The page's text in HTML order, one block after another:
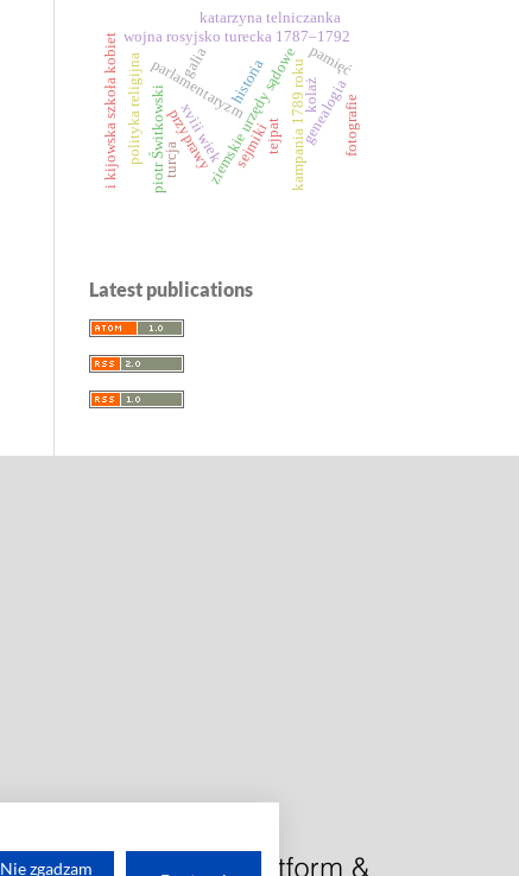
Nie zgadzam
ziemskie urzędy sądowe
sejmiki
parlamentaryzm
wojna rosyjsko turecka 1787–1792
kampania 1789 roku
piotr Świtkowskixviii wiek
katarzyna telniczanka
genealogia
historia
galia
i kijowska szkoła kobiet przyprawy tejpat
kolaż fotografie
turcja
pamięć
polityka religijna
Latest publications